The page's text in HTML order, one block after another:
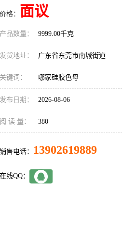
价格： 面议
产品数量： 9999.00千克
发货地址： 广东省东莞市南城街道
关键词： 哪家硅胶色母
发布日期： 2026-08-06
阅 读 量： 380
销售电话： 13902619889
在线QQ：